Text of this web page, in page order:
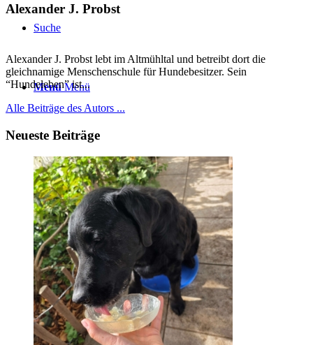
Suche
Menü Menü
Alexander J. Probst
Alexander J. Probst lebt im Altmühltal und betreibt dort die
gleichnamige Menschenschule für Hundebesitzer. Sein
“Hundeleben” ist...
Alle Beiträge des Autors ...
Neueste Beiträge